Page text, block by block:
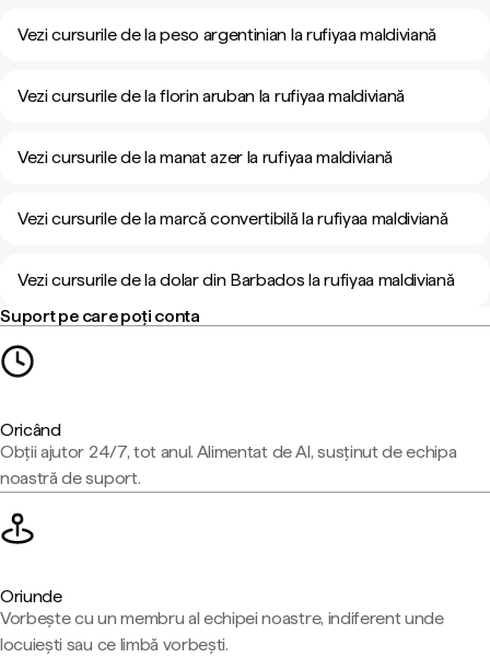
Vezi cursurile de la peso argentinian la rufiyaa maldiviană
Vezi cursurile de la florin aruban la rufiyaa maldiviană
Vezi cursurile de la manat azer la rufiyaa maldiviană
Vezi cursurile de la marcă convertibilă la rufiyaa maldiviană
Vezi cursurile de la dolar din Barbados la rufiyaa maldiviană
Suport pe care poți conta
Oricând
Obții ajutor 24/7, tot anul. Alimentat de AI, susținut de echipa
noastră de suport.
Oriunde
Vorbește cu un membru al echipei noastre, indiferent unde
locuiești sau ce limbă vorbești.